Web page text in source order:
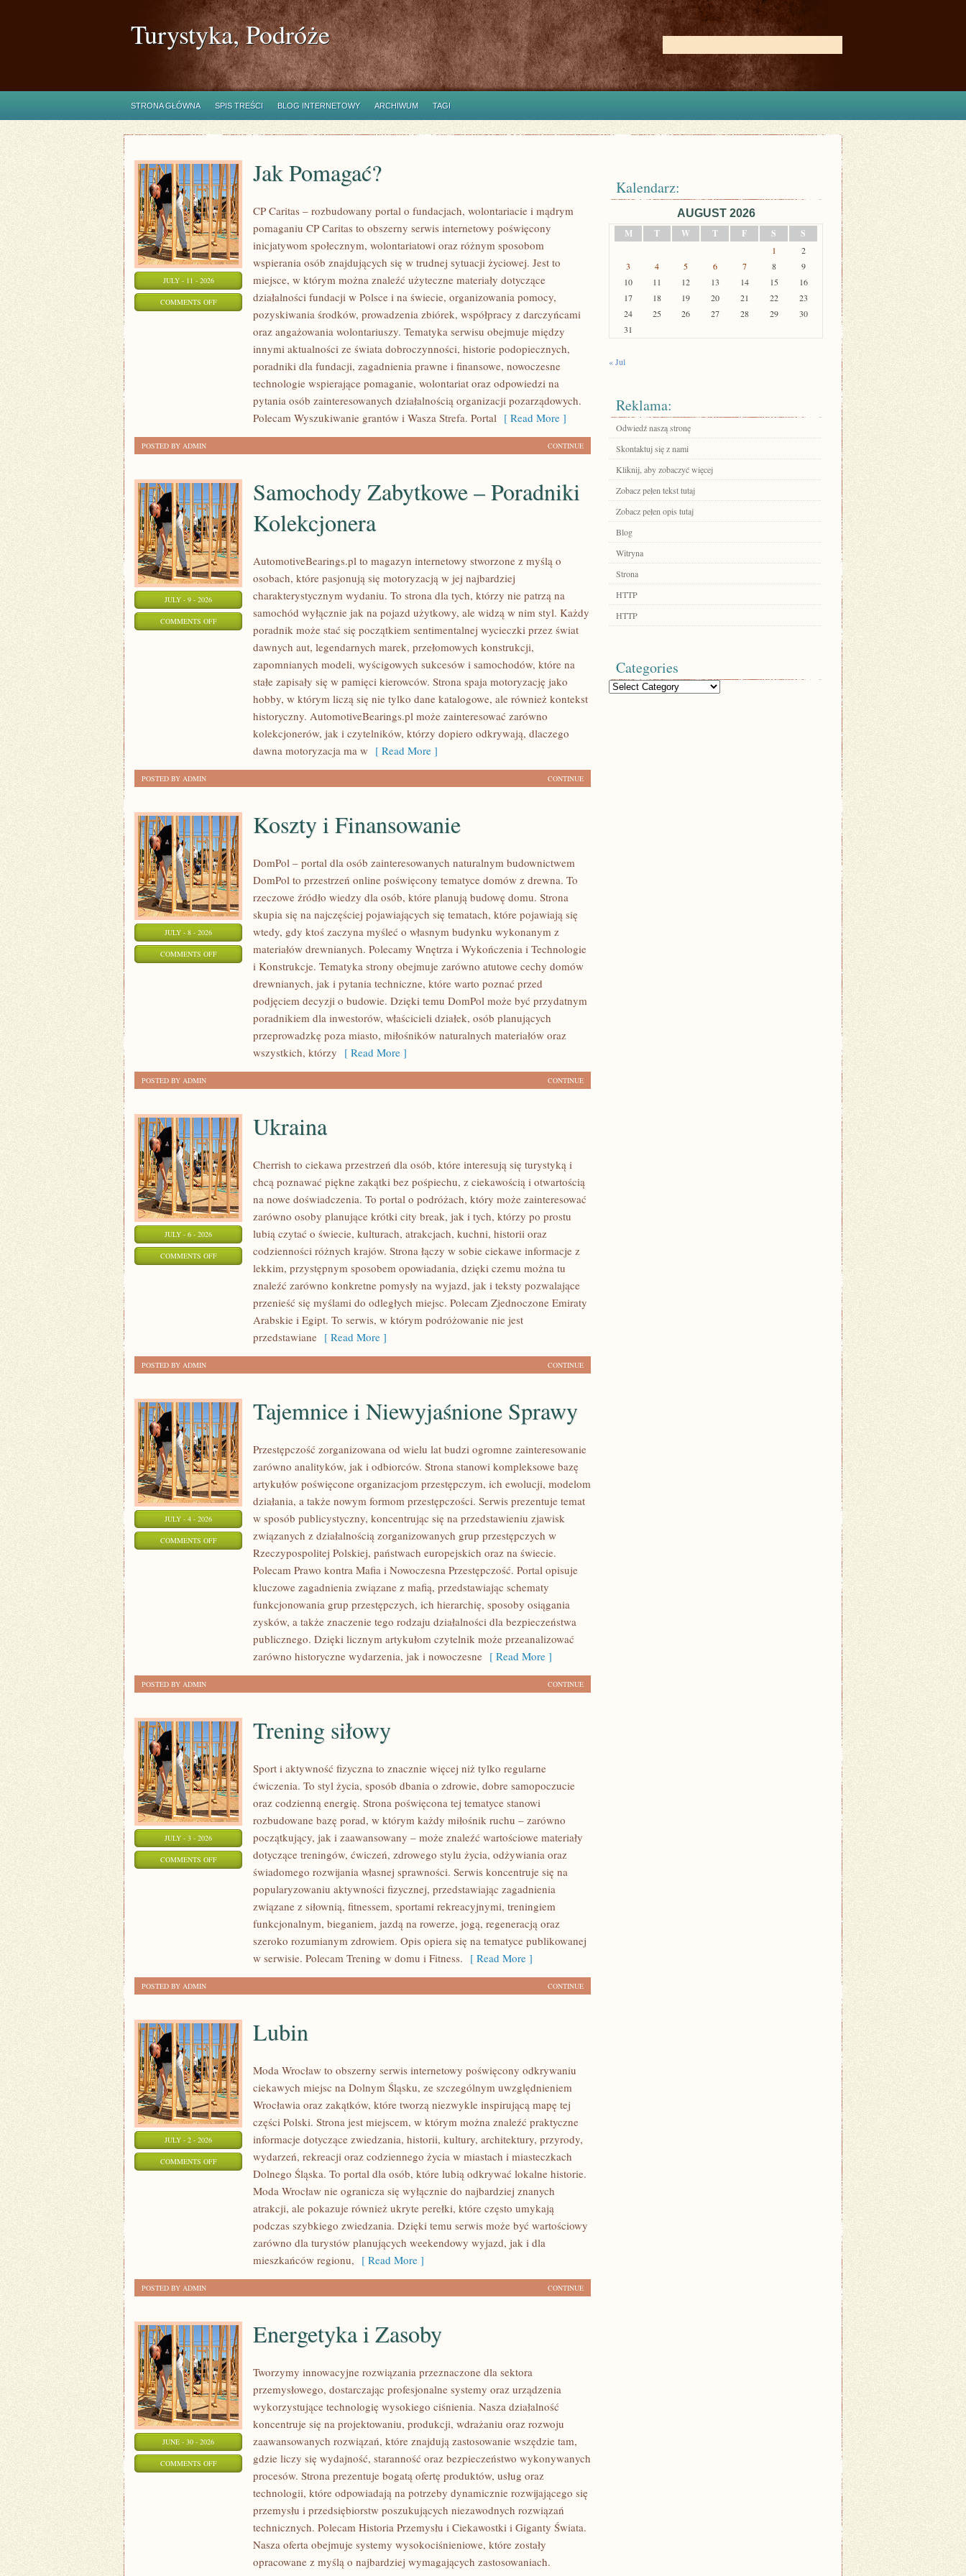
Turystyka, Podróże
STRONA GŁÓWNA SPIS TREŚCI BLOG INTERNETOWY ARCHIWUM TAGI
JULY - 11 - 2026
COMMENTS OFFON
POMAGAĆ?
Jak Pomagać?
CP Caritas – rozbudowany portal o fundacjach, wolontariacie i mądrym
pomaganiu CP Caritas to obszerny serwis internetowy poświęcony
inicjatywom społecznym, wolontariatowi oraz różnym sposobom
wspierania osób znajdujących się w trudnej sytuacji życiowej. Jest to
miejsce, w którym można znaleźć użyteczne materiały dotyczące
działalności fundacji w Polsce i na świecie, organizowania pomocy,
pozyskiwania środków, prowadzenia zbiórek, współpracy z darczyńcami
oraz angażowania wolontariuszy. Tematyka serwisu obejmuje między
innymi aktualności ze świata dobroczynności, historie podopiecznych,
poradniki dla fundacji, zagadnienia prawne i finansowe, nowoczesne
technologie wspierające pomaganie, wolontariat oraz odpowiedzi na
pytania osób zainteresowanych działalnością organizacji pozarządowych.
Polecam Wyszukiwanie grantów i Wasza Strefa. Portal [ Read More ]
CONTINUE
POSTED BY ADMIN
JULY - 9 - 2026
COMMENTS OFFON
SAMOCHODY
Samochody Zabytkowe – Poradniki
Kolekcjonera
AutomotiveBearings.pl to magazyn internetowy stworzone z myślą o
osobach, które pasjonują się motoryzacją w jej najbardziej
charakterystycznym wydaniu. To strona dla tych, którzy nie patrzą na
samochód wyłącznie jak na pojazd użytkowy, ale widzą w nim styl. Każdy
poradnik może stać się początkiem sentimentalnej wycieczki przez świat
dawnych aut, legendarnych marek, przełomowych konstrukcji,
zapomnianych modeli, wyścigowych sukcesów i samochodów, które na
stałe zapisały się w pamięci kierowców. Strona spaja motoryzację jako
hobby, w którym liczą się nie tylko dane katalogowe, ale również kontekst
historyczny. AutomotiveBearings.pl może zainteresować zarówno
kolekcjonerów, jak i czytelników, którzy dopiero odkrywają, dlaczego
dawna motoryzacja ma w [ Read More ]
CONTINUE
POSTED BY ADMIN
JULY - 8 - 2026
COMMENTS OFFON
FINANSOWANIE
Koszty i Finansowanie
DomPol – portal dla osób zainteresowanych naturalnym budownictwem
DomPol to przestrzeń online poświęcony tematyce domów z drewna. To
rzeczowe źródło wiedzy dla osób, które planują budowę domu. Strona
skupia się na najczęściej pojawiających się tematach, które pojawiają się
wtedy, gdy ktoś zaczyna myśleć o własnym budynku wykonanym z
materiałów drewnianych. Polecamy Wnętrza i Wykończenia i Technologie
i Konstrukcje. Tematyka strony obejmuje zarówno atutowe cechy domów
drewnianych, jak i pytania techniczne, które warto poznać przed
podjęciem decyzji o budowie. Dzięki temu DomPol może być przydatnym
poradnikiem dla inwestorów, właścicieli działek, osób planujących
przeprowadzkę poza miasto, miłośników naturalnych materiałów oraz
wszystkich, którzy [ Read More ]
CONTINUE
POSTED BY ADMIN
JULY - 6 - 2026
COMMENTS OFFON
Ukraina
Cherrish to ciekawa przestrzeń dla osób, które interesują się turystyką i
chcą poznawać piękne zakątki bez pośpiechu, z ciekawością i otwartością
na nowe doświadczenia. To portal o podróżach, który może zainteresować
zarówno osoby planujące krótki city break, jak i tych, którzy po prostu
lubią czytać o świecie, kulturach, atrakcjach, kuchni, historii oraz
codzienności różnych krajów. Strona łączy w sobie ciekawe informacje z
lekkim, przystępnym sposobem opowiadania, dzięki czemu można tu
znaleźć zarówno konkretne pomysły na wyjazd, jak i teksty pozwalające
przenieść się myślami do odległych miejsc. Polecam Zjednoczone Emiraty
Arabskie i Egipt. To serwis, w którym podróżowanie nie jest
przedstawiane [ Read More ]
CONTINUE
POSTED BY ADMIN
JULY - 4 - 2026
COMMENTS OFFON
TAJEMNICE
NIEWYJAŚNIONE
Tajemnice i Niewyjaśnione Sprawy
Przestępczość zorganizowana od wielu lat budzi ogromne zainteresowanie
zarówno analityków, jak i odbiorców. Strona stanowi kompleksowe bazę
artykułów poświęcone organizacjom przestępczym, ich ewolucji, modelom
działania, a także nowym formom przestępczości. Serwis prezentuje temat
w sposób publicystyczny, koncentrując się na przedstawieniu zjawisk
związanych z działalnością zorganizowanych grup przestępczych w
Rzeczypospolitej Polskiej, państwach europejskich oraz na świecie.
Polecam Prawo kontra Mafia i Nowoczesna Przestępczość. Portal opisuje
kluczowe zagadnienia związane z mafią, przedstawiając schematy
funkcjonowania grup przestępczych, ich hierarchię, sposoby osiągania
zysków, a także znaczenie tego rodzaju działalności dla bezpieczeństwa
publicznego. Dzięki licznym artykułom czytelnik może przeanalizować
zarówno historyczne wydarzenia, jak i nowoczesne [ Read More ]
CONTINUE
POSTED BY ADMIN
JULY - 3 - 2026
COMMENTS OFFON
Trening siłowy
Sport i aktywność fizyczna to znacznie więcej niż tylko regularne
ćwiczenia. To styl życia, sposób dbania o zdrowie, dobre samopoczucie
oraz codzienną energię. Strona poświęcona tej tematyce stanowi
rozbudowane bazę porad, w którym każdy miłośnik ruchu – zarówno
początkujący, jak i zaawansowany – może znaleźć wartościowe materiały
dotyczące treningów, ćwiczeń, zdrowego stylu życia, odżywiania oraz
świadomego rozwijania własnej sprawności. Serwis koncentruje się na
popularyzowaniu aktywności fizycznej, przedstawiając zagadnienia
związane z siłownią, fitnessem, sportami rekreacyjnymi, treningiem
funkcjonalnym, bieganiem, jazdą na rowerze, jogą, regeneracją oraz
szeroko rozumianym zdrowiem. Opis opiera się na tematyce publikowanej
w serwisie. Polecam Trening w domu i Fitness. [ Read More ]
CONTINUE
POSTED BY ADMIN
JULY - 2 - 2026
COMMENTS OFFON
Lubin
Moda Wrocław to obszerny serwis internetowy poświęcony odkrywaniu
ciekawych miejsc na Dolnym Śląsku, ze szczególnym uwzględnieniem
Wrocławia oraz zakątków, które tworzą niezwykle inspirującą mapę tej
części Polski. Strona jest miejscem, w którym można znaleźć praktyczne
informacje dotyczące zwiedzania, historii, kultury, architektury, przyrody,
wydarzeń, rekreacji oraz codziennego życia w miastach i miasteczkach
Dolnego Śląska. To portal dla osób, które lubią odkrywać lokalne historie.
Moda Wrocław nie ogranicza się wyłącznie do najbardziej znanych
atrakcji, ale pokazuje również ukryte perełki, które często umykają
podczas szybkiego zwiedzania. Dzięki temu serwis może być wartościowy
zarówno dla turystów planujących weekendowy wyjazd, jak i dla
mieszkańców regionu, [ Read More ]
CONTINUE
POSTED BY ADMIN
JUNE - 30 - 2026
COMMENTS OFFON
ENERGETYKA
Energetyka i Zasoby
Tworzymy innowacyjne rozwiązania przeznaczone dla sektora
przemysłowego, dostarczając profesjonalne systemy oraz urządzenia
wykorzystujące technologię wysokiego ciśnienia. Nasza działalność
koncentruje się na projektowaniu, produkcji, wdrażaniu oraz rozwoju
zaawansowanych rozwiązań, które znajdują zastosowanie wszędzie tam,
gdzie liczy się wydajność, staranność oraz bezpieczeństwo wykonywanych
procesów. Strona prezentuje bogatą ofertę produktów, usług oraz
technologii, które odpowiadają na potrzeby dynamicznie rozwijającego się
przemysłu i przedsiębiorstw poszukujących niezawodnych rozwiązań
technicznych. Polecam Historia Przemysłu i Ciekawostki i Giganty Świata.
Nasza oferta obejmuje systemy wysokociśnieniowe, które zostały
opracowane z myślą o najbardziej wymagających zastosowaniach.
Kalendarz:
AUGUST 2026
M
T W T F S S
1
2
3
4 5 6 7 8
9
10
11 12 13 14 15
16
17
18 19 20 21 22
23
24
25 26 27 28 29
30
31
« Jul
Reklama:
Odwiedź naszą stronę
Skontaktuj się z nami
Kliknij, aby zobaczyć więcej
Zobacz pełen tekst tutaj
Zobacz pełen opis tutaj
Blog
Witryna
Strona
HTTP
HTTP
Categories
Categories